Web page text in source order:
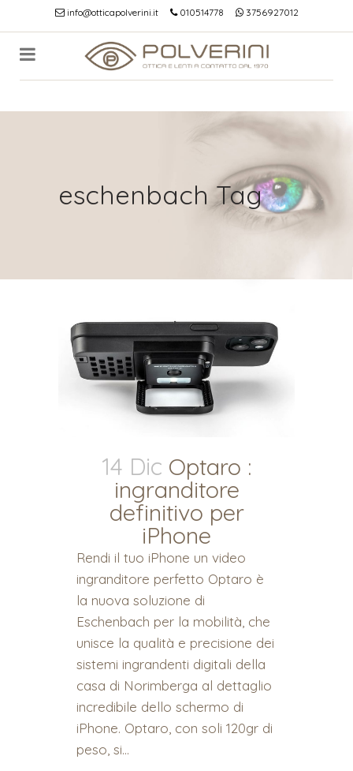
info@otticapolverini.it 010514778 3756927012
eschenbach Tag
14 Dic Optaro :
ingranditore
definitivo per
iPhone
Rendi il tuo iPhone un video
ingranditore perfetto Optaro è
la nuova soluzione di
Eschenbach per la mobilità, che
unisce la qualità e precisione dei
sistemi ingrandenti digitali della
casa di Norimberga al dettaglio
incredibile dello schermo di
iPhone. Optaro, con soli 120gr di
peso, si...